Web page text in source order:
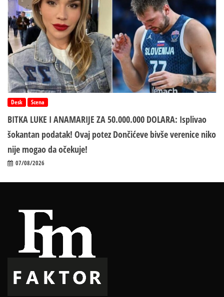
Desk Scena
BITKA LUKE I ANAMARIJE ZA 50.000.000 DOLARA: Isplivao
šokantan podatak! Ovaj potez Dončićeve bivše verenice niko
nije mogao da očekuje!
07/08/2026